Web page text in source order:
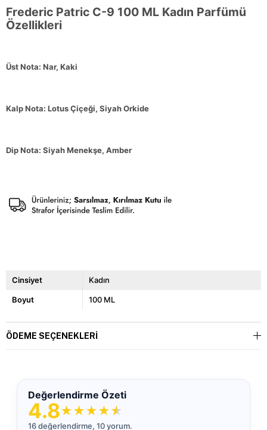
Frederic Patric C-9 100 ML Kadın Parfümü
Özellikleri
Üst Nota: Nar, Kaki
Kalp Nota: Lotus Çiçeği, Siyah Orkide
Dip Nota: Siyah Menekşe, Amber
Cinsiyet Kadın
Boyut 100 ML
ÖDEME SEÇENEKLERI
Değerlendirme Özeti
4.8★★★★★
16 değerlendirme, 10 yorum.